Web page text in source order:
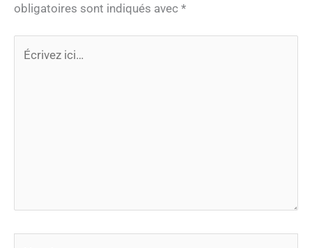
obligatoires sont indiqués avec *